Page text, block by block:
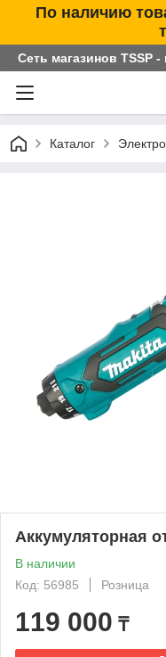
По наличию
Сеть магазинов TSSP
Каталог
Аккумуляторная
В наличии
Код: 56985
Розница
119 000 ₸